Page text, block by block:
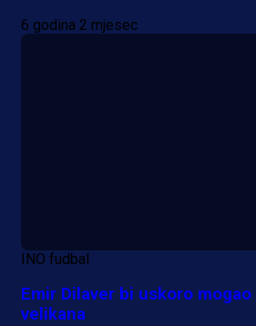
6 godina 2 mjesec
INO fudbal
Emir Dilaver bi uskoro
velikana